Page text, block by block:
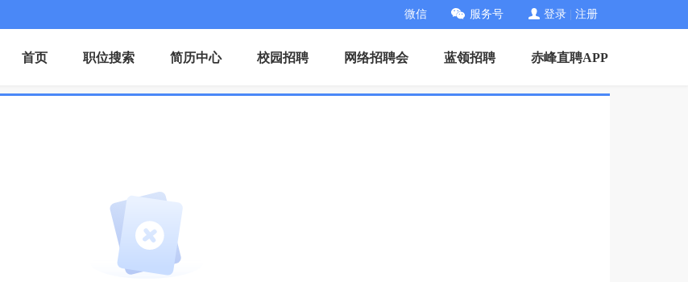
微信 服务号 登录 注册
首页 职位搜索 简历中心 校园招聘 网络招聘会 蓝领招聘 赤峰直聘APP